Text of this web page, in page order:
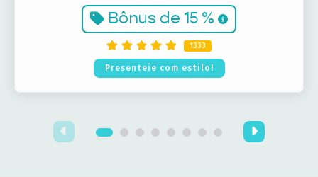
Bônus de 15 %
1333
Presenteie com estilo!